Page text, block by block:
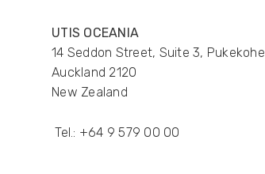
UTIS OCEANIA
14 Seddon Street, Suite 3, Pukekohe
Auckland 2120
New Zealand
Tel.: +64 9 579 00 00